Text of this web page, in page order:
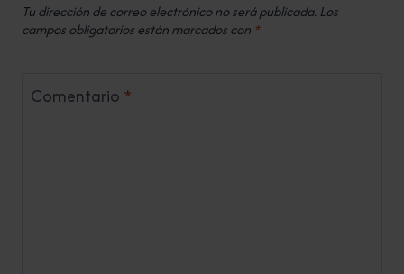
Tu dirección de correo electrónico no será publicada. Los
campos obligatorios están marcados con *
Comentario *